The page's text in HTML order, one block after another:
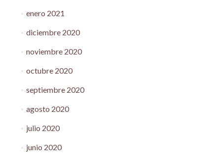
enero 2021
diciembre 2020
noviembre 2020
octubre 2020
septiembre 2020
agosto 2020
julio 2020
junio 2020